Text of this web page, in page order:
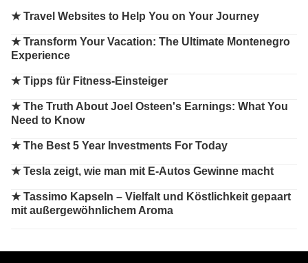
★Travel Websites to Help You on Your Journey
★Transform Your Vacation: The Ultimate Montenegro
Experience
★Tipps für Fitness-Einsteiger
★The Truth About Joel Osteen's Earnings: What You
Need to Know
★The Best 5 Year Investments For Today
★Tesla zeigt, wie man mit E-Autos Gewinne macht
★Tassimo Kapseln – Vielfalt und Köstlichkeit gepaart
mit außergewöhnlichem Aroma